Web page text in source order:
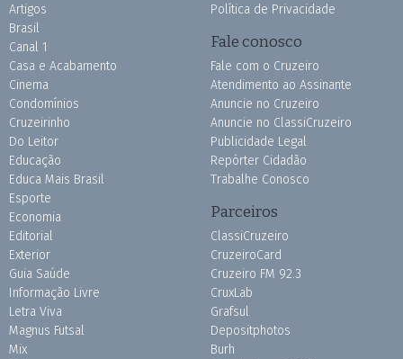
Artigos
Brasil
Canal 1
Casa e Acabamento
Cinema
Condomínios
Cruzeirinho
Do Leitor
Educação
Educa Mais Brasil
Esporte
Economia
Editorial
Exterior
Guia Saúde
Informação Livre
Letra Viva
Magnus Futsal
Mix
Política de Privacidade
Fale conosco
Fale com o Cruzeiro
Atendimento ao Assinante
Anuncie no Cruzeiro
Anuncie no ClassiCruzeiro
Publicidade Legal
Repórter Cidadão
Trabalhe Conosco
Parceiros
ClassiCruzeiro
CruzeiroCard
Cruzeiro FM 92.3
CruxLab
Grafsul
Depositphotos
Burh